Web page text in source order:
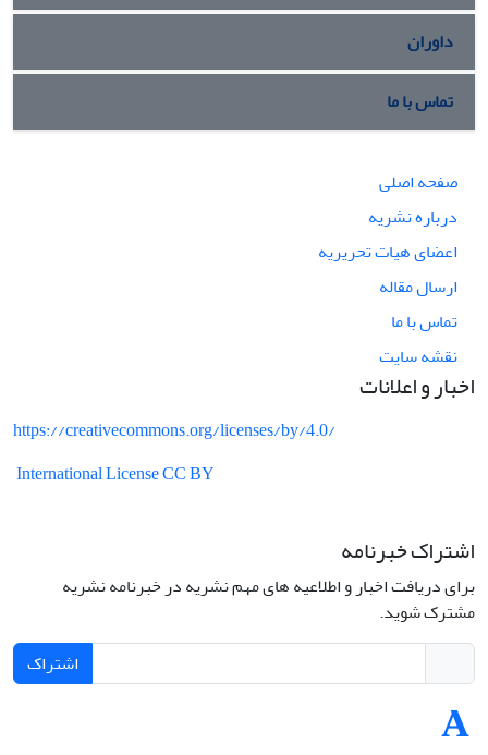
داوران
تماس با ما
صفحه اصلی
درباره نشریه
اعضای هیات تحریریه
ارسال مقاله
تماس با ما
نقشه سایت
اخبار و اعلانات
https://creativecommons.org/licenses/by/4.0/
International License CC BY
اشتراک خبرنامه
برای دریافت اخبار و اطلاعیه های مهم نشریه در خبرنامه نشریه
مشترک شوید.
اشتراک